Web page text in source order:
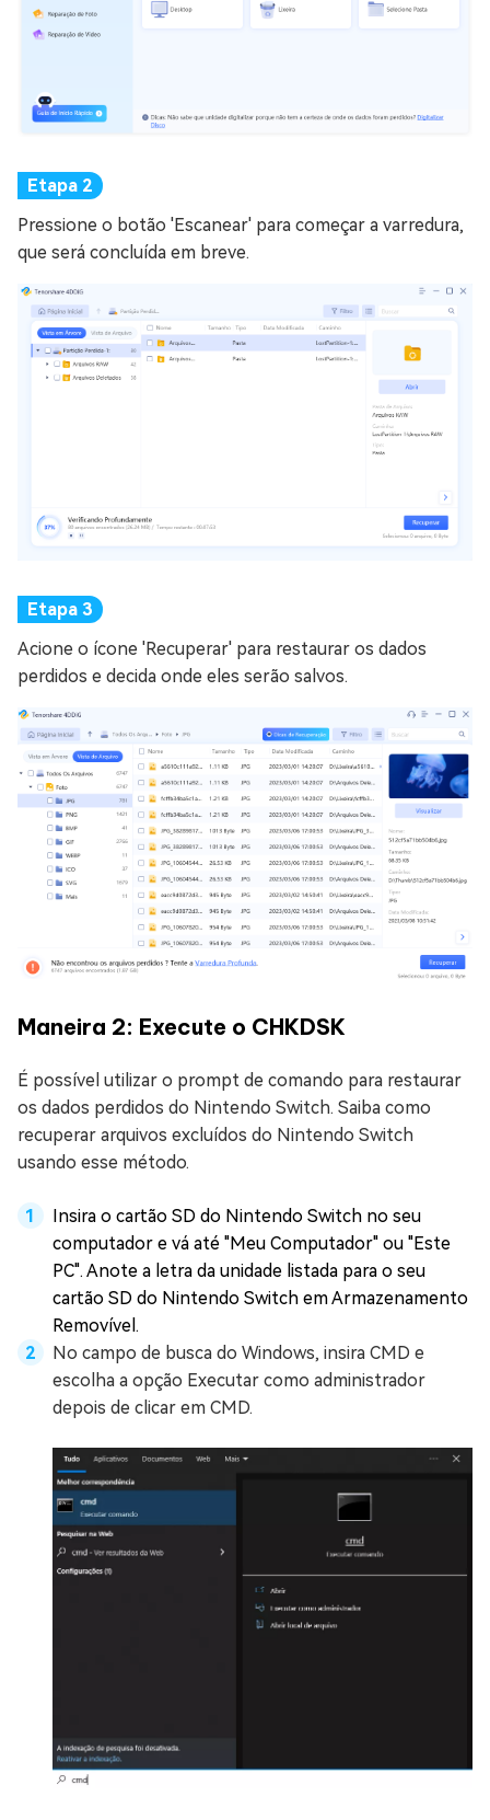
Pressione o botão 'Escanear' para começar a varredura,
que será concluída em breve.
Acione o ícone 'Recuperar' para restaurar os dados
perdidos e decida onde eles serão salvos.
Maneira 2: Execute o CHKDSK
É possível utilizar o prompt de comando para restaurar
os dados perdidos do Nintendo Switch. Saiba como
recuperar arquivos excluídos do Nintendo Switch
usando esse método.
Insira o cartão SD do Nintendo Switch no seu
computador e vá até "Meu Computador" ou "Este
PC". Anote a letra da unidade listada para o seu
cartão SD do Nintendo Switch em Armazenamento
Removível.
No campo de busca do Windows, insira CMD e
escolha a opção Executar como administrador
depois de clicar em CMD.